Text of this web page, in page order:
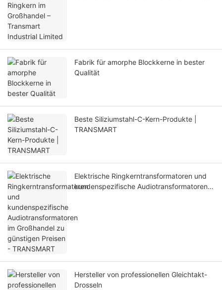
Fabrik für amorphe Blockkerne in bester
Qualität
Beste Siliziumstahl-C-Kern-Produkte |
TRANSMART
Elektrische Ringkerntransformatoren und
kundenspezifische Audiotransformatoren
Hersteller von professionellen Gleichtakt-
Drosseln